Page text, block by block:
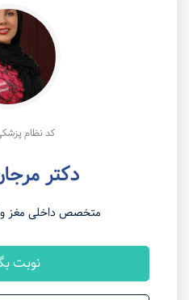
کد نظام پزشکی:
دکتر
متخصص داخلی مغز و
نوبت